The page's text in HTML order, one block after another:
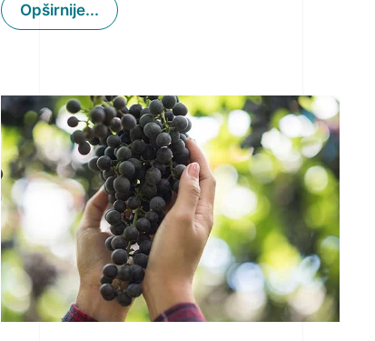
Opširnije...